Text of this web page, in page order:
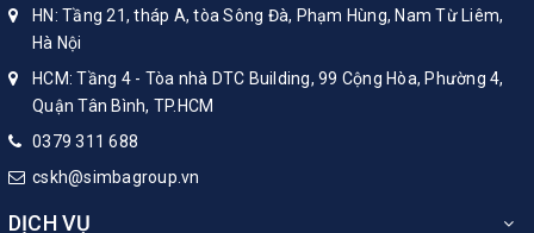
HN: Tầng 21, tháp A, tòa Sông Đà, Phạm Hùng, Nam Từ Liêm,
Hà Nội
HCM: Tầng 4 - Tòa nhà DTC Building, 99 Cộng Hòa, Phường 4,
Quận Tân Bình, TP.HCM
0379 311 688
cskh@simbagroup.vn
DỊCH VỤ